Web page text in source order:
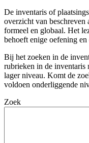
De inventaris of
overzicht van
formeel en globaal. Het
behoeft enige oefening
Bij het zoeken in de
rubrieken in de inventaris
lager niveau. Komt de
voldoen onderliggende
Zoek